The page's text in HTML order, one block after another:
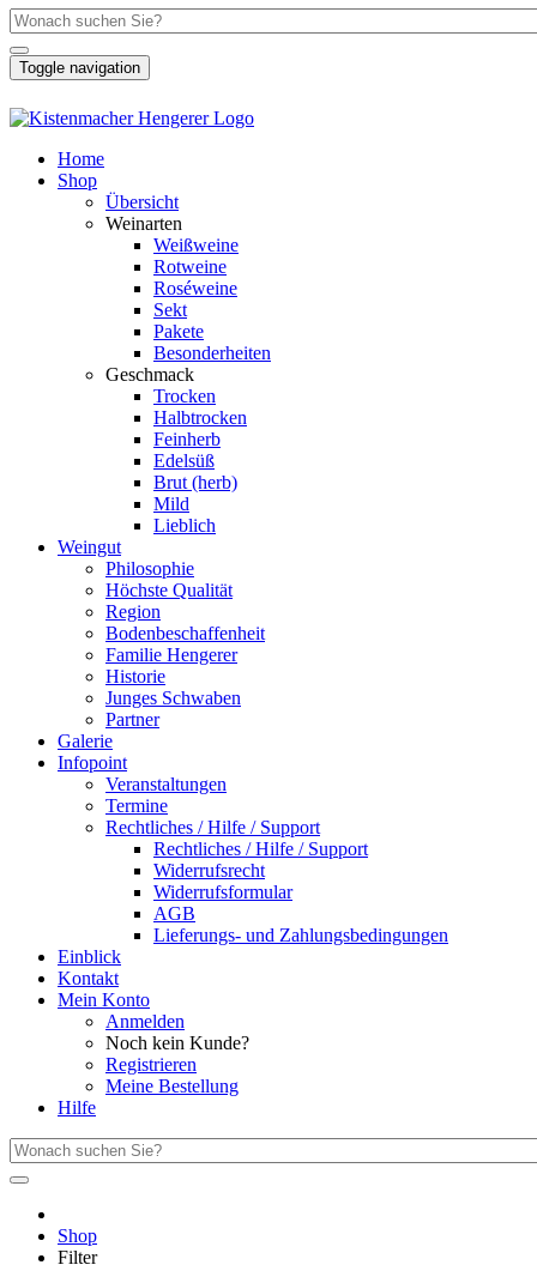
Toggle navigation
Home
Shop
Übersicht
Weinarten
Weißweine
Rotweine
Roséweine
Sekt
Pakete
Besonderheiten
Geschmack
Trocken
Halbtrocken
Feinherb
Edelsüß
Brut (herb)
Mild
Lieblich
Weingut
Philosophie
Höchste Qualität
Region
Bodenbeschaffenheit
Familie Hengerer
Historie
Junges Schwaben
Partner
Galerie
Infopoint
Veranstaltungen
Termine
Rechtliches / Hilfe / Support
Rechtliches / Hilfe / Support
Widerrufsrecht
Widerrufsformular
AGB
Lieferungs- und Zahlungsbedingungen
Einblick
Kontakt
Mein Konto
Anmelden
Noch kein Kunde?
Registrieren
Meine Bestellung
Hilfe
Shop
Filter